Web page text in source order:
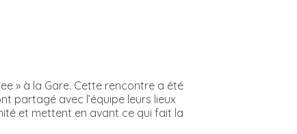
» à la Gare. Cette rencontre a été
partagé avec l’équipe leurs lieux
et mettent en avant ce qui fait la